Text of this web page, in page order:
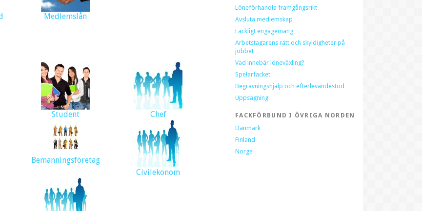
Medlemslån
Student Chef
Bemanningsföretag
Civilekonom
Löneförhandla framgångsrikt
Avsluta medlemskap
Fackligt engagemang
Arbetstagarens rätt och skyldigheter på
jobbet
Vad innebär löneväxling?
Spelarfacket
Begravningshjälp och efterlevandestöd
Uppsägning
FACKFÖRBUND I ÖVRIGA NORDEN
Danmark
Finland
Norge